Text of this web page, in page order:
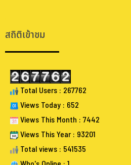
สถิติเข้าชม
Total Users : 267762
Views Today : 652
Views This Month : 7442
Views This Year : 93201
Total views : 541535